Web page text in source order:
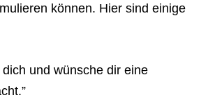
können. Hier sind einige
dich und wünsche dir eine